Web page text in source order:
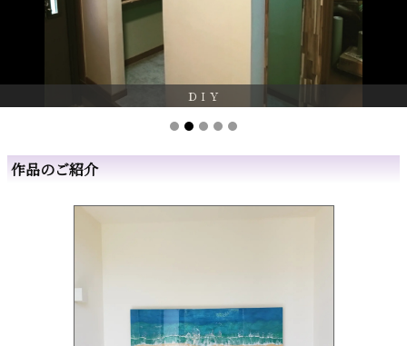
ＤＩＹ
作品のご紹介